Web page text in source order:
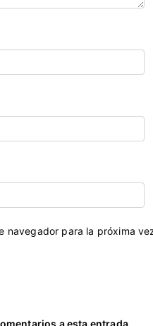
navegador para la próxima
a esta entrada.